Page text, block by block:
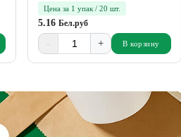
Цена за 1 упак / 20 шт.
5.16 Бел.руб
- + В корзину